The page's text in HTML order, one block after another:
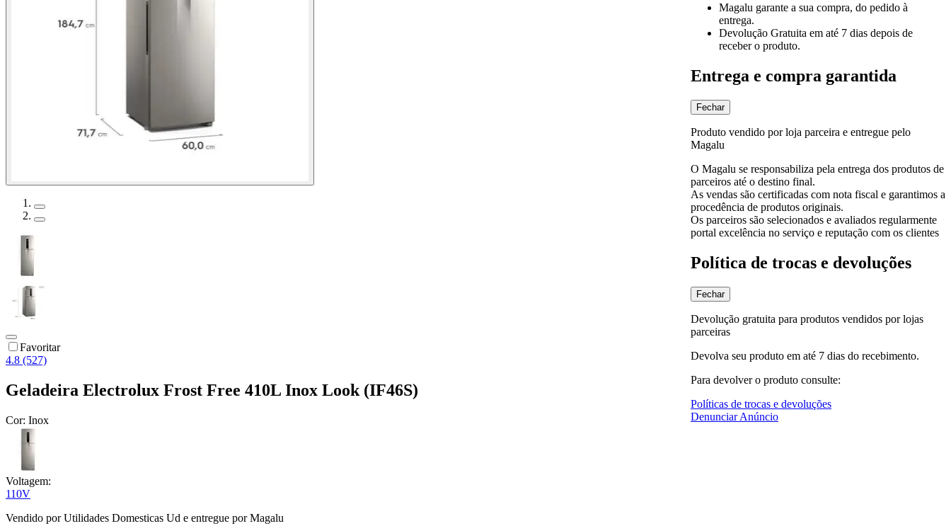
Favoritar
4.8 (527)
Geladeira Electrolux Frost Free 410L Inox Look (IF46S)
Cor: Inox
Voltagem:
110V
Vendido porUtilidades Domesticas Ud e entregue por Magalu
Magalu garante a sua compra, do pedido à
entrega.
Devolução Gratuita em até 7 dias depois de
receber o produto.
Entrega e compra garantida
Fechar
Produto vendido por loja parceira e entregue pelo
Magalu
O Magalu se responsabiliza pela entrega dos produtos de
parceiros até o destino final.
As vendas são certificadas com nota fiscal e garantimos a
procedência de produtos originais.
Os parceiros são selecionados e avaliados regularmente
portal excelência no serviço e reputação com os clientes
Política de trocas e devoluções
Fechar
Devolução gratuita para produtos vendidos por lojas
parceiras
Devolva seu produto em até 7 dias do recebimento.
Para devolver o produto consulte:
Políticas de trocas e devoluções
Denunciar Anúncio